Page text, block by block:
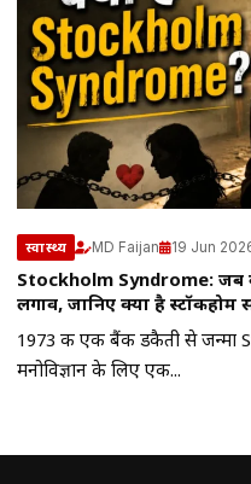
स्वास्थ्य MD Faijan 19 Jun
Stockholm Syndrome: जब
लगाव, जानिए क्या है स्टॉकहोम
1973 की एक बैंक डकैती से
मनोविज्ञान के लिए एक...